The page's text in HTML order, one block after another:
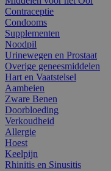
Contraceptie
Condooms
Supplementen
Noodpil
Urinewegen en Prostaat
Overige geneesmiddelen
Hart en Vaatstelsel
Aambeien
Zware Benen
Doorbloeding
Verkoudheid
Allergie
Hoest
Keelpijn
Rhinitis en Sinusitis